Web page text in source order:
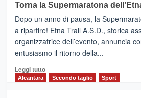
BROOKS
SuperMaratona
dell’Etna,
presentata
l’edizione
2026
Torna la Supermaratona
Dopo un anno di pausa, la
a ripartire! Etna Trail A.S.D., storica
organizzatrice dell’evento, annuncia
entusiasmo il ritorno della...
Leggi tuttoLeggi
Alcantara Secondo taglio Sport